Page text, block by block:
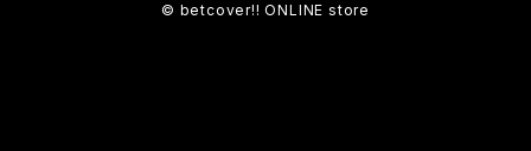
© betcover!! ONLINE store